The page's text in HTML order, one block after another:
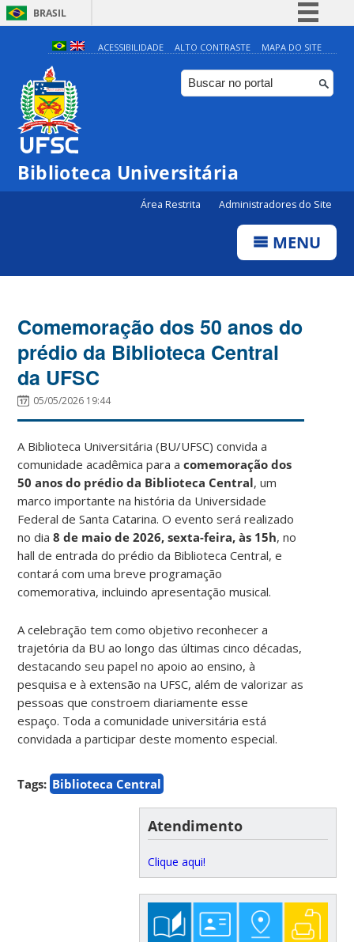
BRASIL
Simplifique!
Comunica BR
Participe
Canais
ACESSIBILIDADE ALTO CONTRASTE MAPA DO SITE
Biblioteca Universitária
Área Restrita Administradores do Site
MENU
Comemoração dos 50 anos do
prédio da Biblioteca Central
da UFSC
05/05/2026 19:44
A Biblioteca Universitária (BU/UFSC) convida a
comunidade acadêmica para acomemoração dos
50 anos do prédio da Biblioteca Central, um
marco importante na história da Universidade
Federal de Santa Catarina. O evento será realizado
no dia8 de maio de 2026, sexta-feira, às 15h, no
hall de entrada do prédio da Biblioteca Central, e
contará com uma breve programação
comemorativa, incluindo apresentação musical.
A celebração tem como objetivo reconhecer a
trajetória da BU ao longo das últimas cinco décadas,
destacando seu papel no apoio ao ensino, à
pesquisa e à extensão na UFSC, além de valorizar as
pessoas que constroem diariamente esse
espaço. Toda a comunidade universitária está
convidada a participar deste momento especial.
Tags: Biblioteca Central
Atendimento
Clique aqui!